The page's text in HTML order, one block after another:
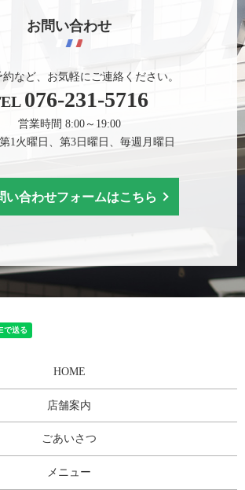
お問い合わせ
など、お気軽にご連絡ください。
076-231-5716
営業時間 8:00～19:00
1火曜日、第3日曜日、毎週月曜日
い合わせフォームはこちら
HOME
店舗案内
ごあいさつ
メニュー